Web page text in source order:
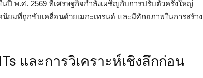
นปี พ.ศ. 2569 ที่เศรษฐกิจกำลังเผชิญกับการปรับตัวครั้งใหญ่
นิยมที่ถูกขับเคลื่อนด้วยเมกะเทรนด์ และมีศักยภาพในการสร้าง
และการวิเคราะห์เชิงลึกก่อน